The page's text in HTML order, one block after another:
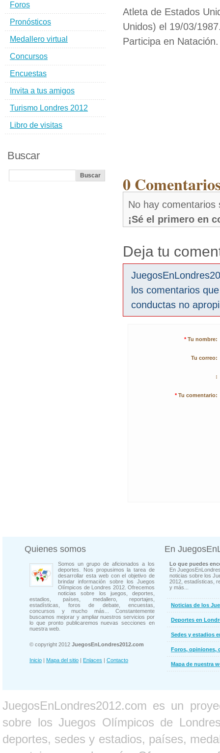
Atleta de Estados
Unidos) el 19/03/
Participa en Natación.
0
No hay comentarios
¡Sé el primero en
Deja tu
los comentarios
conductas no
* Tu nombre:
Tu correo:
:
* Tu comentario:
Foros
Pronósticos
Medallero virtual
Concursos
Encuestas
Invita a tus amigos
Turismo Londres 2012
Libro de visitas
Buscar
Quienes somos
Somos un grupo de aficionados a los
deportes. Nos propusimos la tarea de
desarrollar esta web con el objetivo de
brindar información sobre los Juegos
Olímpicos de Londres 2012. Ofrecemos
noticias sobre los juegos, deportes,
estadios, países, medallero, reportajes,
estadísticas, foros de debate, encuestas,
concursos y mucho más... Constantemente
buscamos mejorar y ampliar nuestros servicios por
lo que pronto publicaremos nuevas secciones en
nuestra web.
© copyright 2012 JuegosEnLondres2012.com
Inicio | Mapa del sitio | Enlaces | Contacto
En
Lo que puedes
En
noticias sobre los
2012, estadísticas,
y más...
Noticias de los
Deportes en
Sedes y estadios
Foros, opiniones,
Mapa de nuestra
JuegosEnLondres2012.com es un
sobre los Juegos Olímpicos de
deportes, sedes y estadios, países,